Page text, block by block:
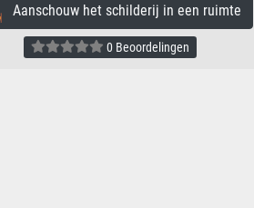
Aanschouw het schilderij in een ruimte
0 Beoordelingen